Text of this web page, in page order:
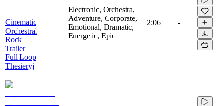
Cinematic
Orchestral
Rock
Trailer
Full Loop
Thesieryj
Electronic, Orchestra,
Adventure, Corporate,
Emotional, Dramatic,
Energetic, Epic
2:06 -